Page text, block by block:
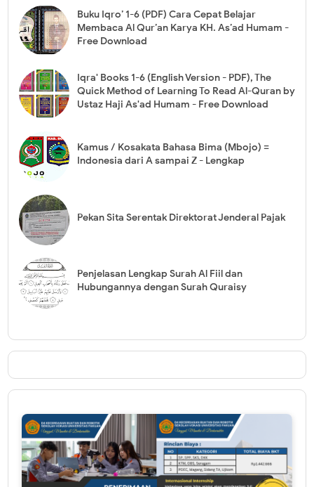
Buku Iqro’ 1-6 (PDF) Cara Cepat Belajar
Membaca Al Qur’an Karya KH. As’ad Humam -
Free Download
Iqra' Books 1-6 (English Version - PDF), The
Quick Method of Learning To Read Al-Quran by
Ustaz Haji As'ad Humam - Free Download
Kamus / Kosakata Bahasa Bima (Mbojo) =
Indonesia dari A sampai Z - Lengkap
Pekan Sita Serentak Direktorat Jenderal Pajak
Penjelasan Lengkap Surah Al Fiil dan
Hubungannya dengan Surah Quraisy